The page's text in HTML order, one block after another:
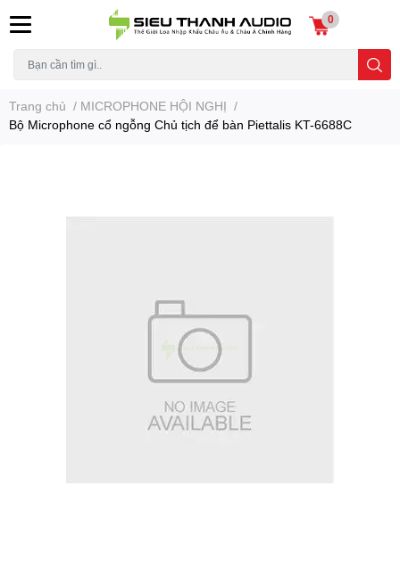
0
Trang chủ / MICROPHONE HỘI NGHỊ /
Bộ Microphone cổ ngỗng Chủ tịch để bàn Piettalis KT-6688C